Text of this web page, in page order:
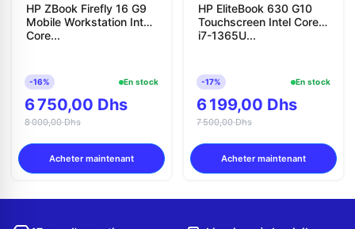
HP ZBook Firefly 16 G9
Mobile Workstation Intel
Core...
-16% En stock
6 750,00 Dhs
8 000,00 Dhs
Acheter maintenant
HP EliteBook 630 G10
Touchscreen Intel Core
i7-1365U...
-17% En stock
6 199,00 Dhs
7 500,00 Dhs
Acheter maintenant